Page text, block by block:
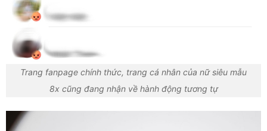
Trang fanpage chính thức, trang cá nhân của nữ siêu mẫu
8x cũng đang nhận về hành động tương tự